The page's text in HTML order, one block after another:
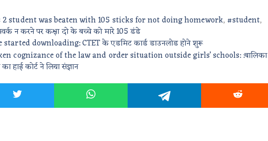
2 student was beaten with 105 sticks for not doing homework, #student,
न करने पर कक्षा दो के बच्चे को मारे 105 डंडे
downloading: CTET के एडमिट कार्ड डाउनलोड होने शुरू
cognizance of the law and order situation outside girls’ schools: :बालिका
हाई कोर्ट ने लिया संज्ञान